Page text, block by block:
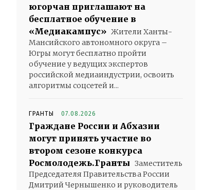
югорчан приглашают на
бесплатное обучение в
«Медиакампус» Жители Ханты-
Мансийского автономного округа –
Югры могут бесплатно пройти
обучение у ведущих экспертов
российской медиаиндустрии, освоить
алгоритмы соцсетей и...
ГРАНТЫ 07.08.2026
Граждане России и Абхазии
могут принять участие во
втором сезоне конкурса
Росмолодежь.Гранты Заместитель
Председателя Правительства России
Дмитрий Чернышенко и руководитель